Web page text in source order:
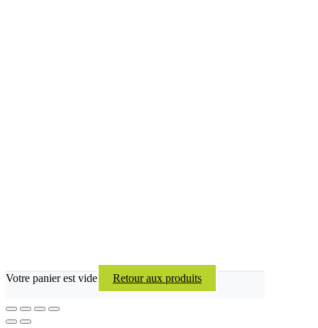
Votre panier est vide Retour aux produits